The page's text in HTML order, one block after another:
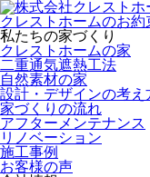
クレストホームのお約
私たちの家づくり
クレストホームの家
二重通気遮熱工法
自然素材の家
設計・デザインの考え
家づくりの流れ
アフターメンテナンス
リノベーション
施工事例
お客様の声